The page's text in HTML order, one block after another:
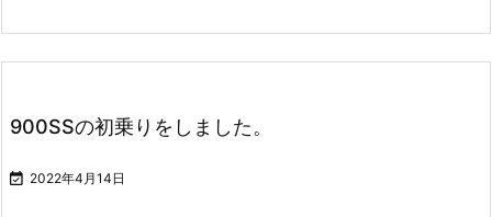
900SSの初乗りをしました。
 2022年4月14日